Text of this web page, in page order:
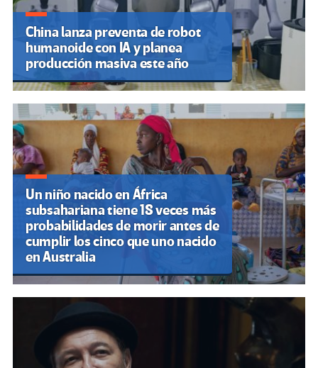
China lanza preventa de robot
humanoide con IA y planea
producción masiva este año
Un niño nacido en África
subsahariana tiene 18 veces más
probabilidades de morir antes de
cumplir los cinco que uno nacido
en Australia